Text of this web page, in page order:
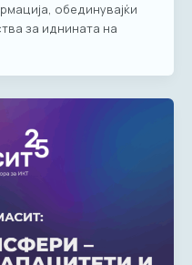
обединувајќи
за иднината на